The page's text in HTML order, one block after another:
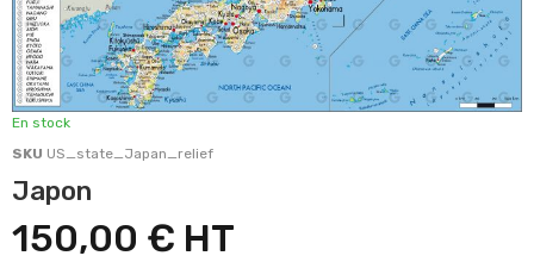
En stock
SKU US_state_Japan_relief
Japon
150,00 €